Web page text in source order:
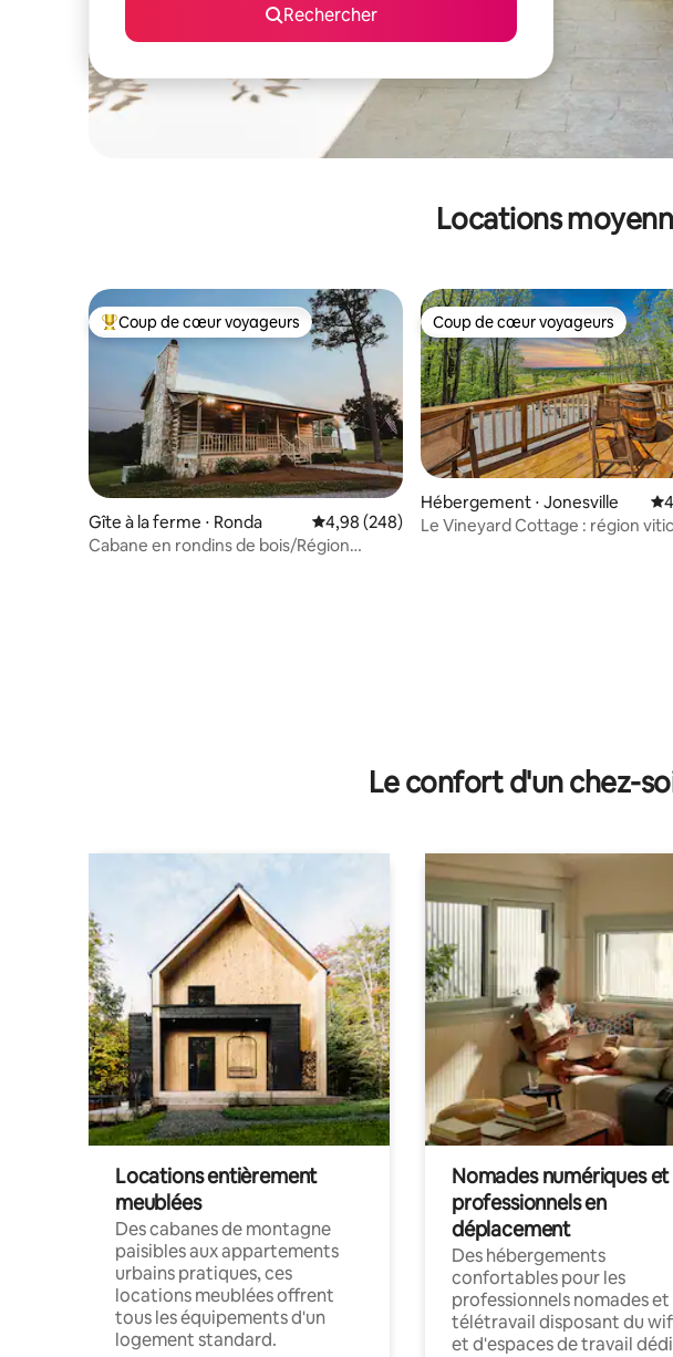
Rechercher
Locations
Coups de cœur voyageurs les plus appréciés
Coup de cœur voyageurs
Gîte à la ferme ⋅ Ronda Évaluation moyenne sur la base de 248
4,98 (248)
Cabane en rondins de bois/Région
Coup de cœur voyageurs
Coup de cœur voyageurs
Hébergement ⋅ Jonesville
Le Vineyard Cottage : région
Le confort d'un chez-
Locations entièrement
meublées
Des cabanes de montagne
paisibles aux appartements
urbains pratiques, ces
locations meublées offrent
tous les équipements d'un
logement standard.
Nomades numériques et
professionnels en
déplacement
Des hébergements
confortables pour les
professionnels nomades et
télétravail disposant du
et d'espaces de travail